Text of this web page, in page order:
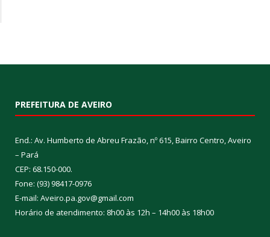
PREFEITURA DE AVEIRO
End.: Av. Humberto de Abreu Frazão, nº 615, Bairro Centro, Aveiro
– Pará
CEP: 68.150-000.
Fone: (93) 98417-0976
E-mail: Aveiro.pa.gov@gmail.com
Horário de atendimento: 8h00 às 12h – 14h00 às 18h00